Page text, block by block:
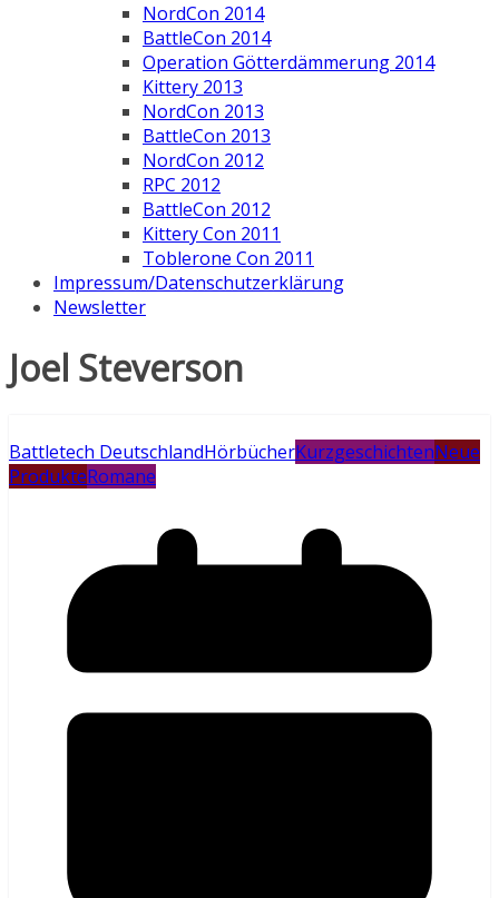
NordCon 2014
BattleCon 2014
Operation Götterdämmerung 2014
Kittery 2013
NordCon 2013
BattleCon 2013
NordCon 2012
RPC 2012
BattleCon 2012
Kittery Con 2011
Toblerone Con 2011
Impressum/Datenschutzerklärung
Newsletter
Joel Steverson
Battletech DeutschlandHörbücherKurzgeschichtenNeue
ProdukteRomane